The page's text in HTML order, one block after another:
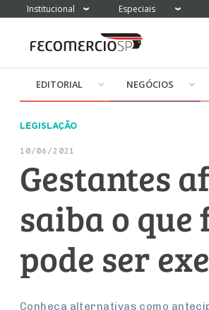
Institucional Especiais
EDITORIAL NEGÓCIOS
LEGISLAÇÃO
10/06/2021
Gestantes
saiba o
pode ser
Conheça alternativas como